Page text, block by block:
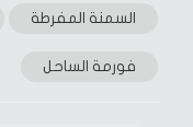
السمنة المفرطة
فورمة الساحل